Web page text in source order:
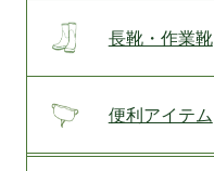
長靴・作業靴
便利アイテム